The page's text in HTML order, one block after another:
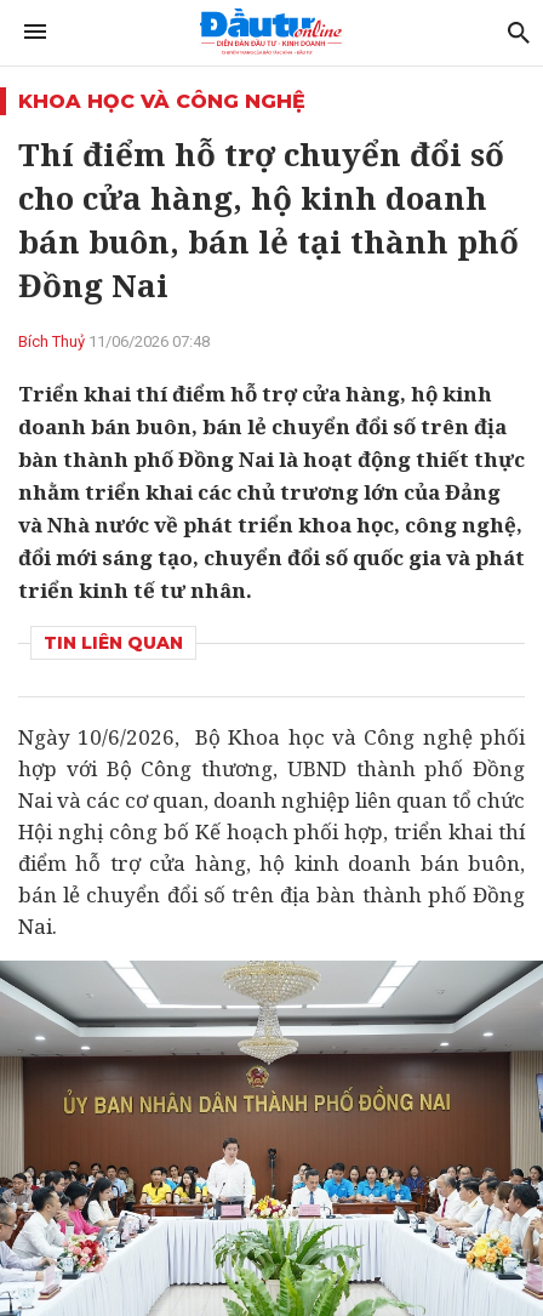
KHOA HỌC VÀ CÔNG NGHỆ
Thí điểm hỗ trợ chuyển đổi số
cho cửa hàng, hộ kinh doanh
bán buôn, bán lẻ tại thành phố
Đồng Nai
Bích Thuỷ 11/06/2026 07:48
Triển khai thí điểm hỗ trợ cửa hàng, hộ kinh
doanh bán buôn, bán lẻ chuyển đổi số trên địa
bàn thành phố Đồng Nai là hoạt động thiết thực
nhằm triển khai các chủ trương lớn của Đảng
và Nhà nước về phát triển khoa học, công nghệ,
đổi mới sáng tạo, chuyển đổi số quốc gia và phát
triển kinh tế tư nhân.
TIN LIÊN QUAN
Ngày 10/6/2026, BộKhoa học và Công nghệphối
hợp với Bộ Công thương, UBND thành phố Đồng
Nai và các cơ quan, doanh nghiệp liên quan tổ chức
Hội nghị công bố Kế hoạch phối hợp, triển khai thí
điểm hỗ trợ cửa hàng, hộ kinh doanh bán buôn,
bán lẻ chuyển đổi số trên địa bàn thành phố Đồng
Nai.